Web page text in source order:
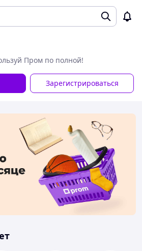
Пром по полной!
Зарегистрироваться